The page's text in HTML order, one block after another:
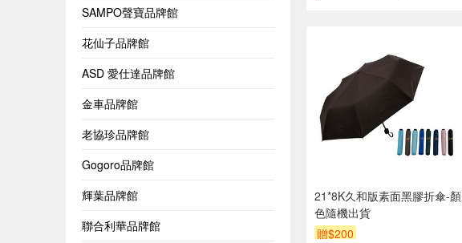
SAMPO聲寶品牌館
花仙子品牌館
ASD 愛仕達品牌館
金車品牌館
老協珍品牌館
Gogoro品牌館
輝葉品牌館
聯合利華品牌館
21*8K久和版素面黑膠折傘-顏
色隨機出貨
贈$200